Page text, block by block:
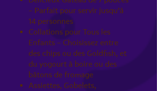
– Parfait pour servir jusqu’à
14 personnes
Collations pour Tous les
Enfants – Choisissez entre
des chips ou des Goldfish, et
du yogourt à boire ou des
bâtons de fromage
Assiettes, Gobelets,